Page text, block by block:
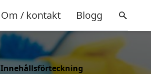
Om / kontakt Blogg
Innehållsförteckning